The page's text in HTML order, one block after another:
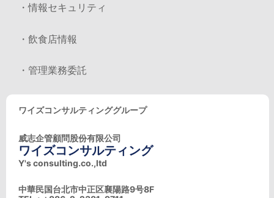
・情報セキュリティ
・飲食店情報
・管理業務委託
ワイズコンサルティンググループ
威志企管顧問股份有限公司
ワイズコンサルティング
Y's consulting.co.,ltd
中華民国台北市中正区襄陽路9号8F